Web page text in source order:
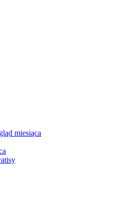
miesiąca